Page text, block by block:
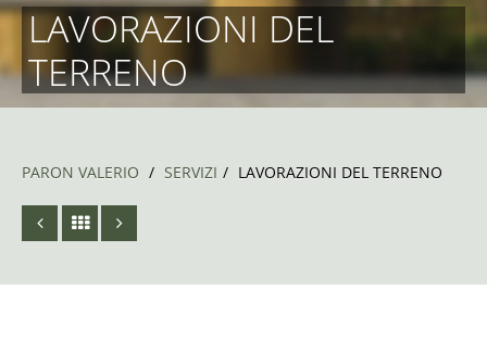
LAVORAZIONI DEL
TERRENO
PARON VALERIO / SERVIZI / LAVORAZIONI DEL TERRENO